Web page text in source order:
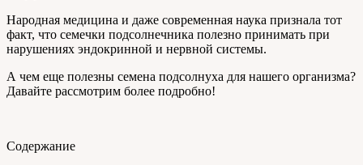
Народная медицина и даже современная наука признала тот
факт, что семечки подсолнечника полезно принимать при
нарушениях эндокринной и нервной системы.
А чем еще полезны семена подсолнуха для нашего организма?
Давайте рассмотрим более подробно!
Содержание